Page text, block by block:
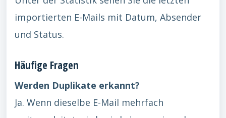
importierten E-Mails mit Datum, Absender
und Status.
Häufige Fragen
Werden Duplikate erkannt?
Ja. Wenn dieselbe E-Mail mehrfach